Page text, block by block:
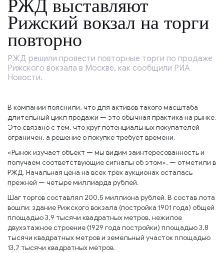
РЖД выставляют
Рижский вокзал на торги
повторно
РЖД решили провести повторные торги по продаже
Рижского вокзала в Москве, как сообщили РИА
Новости.
В компании пояснили, что для активов такого масштаба
длительный цикл продажи — это обычная практика на рынке.
Это связано с тем, что круг потенциальных покупателей
ограничен, а решение о покупке требует времени.
«Рынок изучает объект — мы видим заинтересованность и
получаем соответствующие сигналы об этом», — отметили в
РЖД. Начальная цена на всех трёх аукционах осталась
прежней — четыре миллиарда рублей.
Шаг торгов составлял 200,5 миллиона рублей. В состав лота
вошли: здание Рижского вокзала (постройка 1901 года) общей
площадью 3,9 тысячи квадратных метров, нежилое
двухэтажное строение (1929 года постройки) площадью 3,8
тысячи квадратных метров и земельный участок площадью
13,7 тысячи квадратных метров.